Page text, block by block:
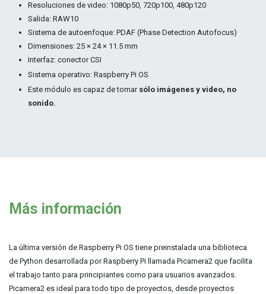
Resoluciones de video: 1080p50, 720p100, 480p120
Salida: RAW10
Sistema de autoenfoque: PDAF (Phase Detection Autofocus)
Dimensiones: 25 × 24 × 11.5 mm
Interfaz: conector CSI
Sistema operativo: Raspberry Pi OS
Este módulo es capaz de tomar sólo imágenes y video, no
sonido.
Más información
La última versión de Raspberry Pi OS tiene preinstalada una biblioteca
de Python desarrollada por Raspberry Pi llamada Picamera2 que facilita
el trabajo tanto para principiantes como para usuarios avanzados.
Picamera2 es ideal para todo tipo de proyectos, desde proyectos